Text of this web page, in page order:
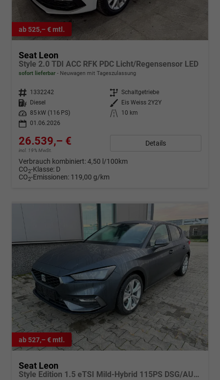
ab 525,– € mtl.
Seat Leon
Style 2.0 TDI ACC RFK PDC Licht/Regensensor LED
sofort lieferbar Neuwagen mit Tageszulassung
Fahrzeugnr. 1332242 Getriebe Schaltgetriebe
Kraftstoff
Diesel Außenfarbe
Eis Weiss 2Y2Y
Leistung
85 kW (116 PS) Kilometerstand
10 km
01.06.2026
26.539,– €
incl. 19% MwSt.
Details
Verbrauch kombiniert:4,50 l/100km
CO2-Klasse: D
CO2-Emissionen: 119,00 g/km
ab 527,– € mtl.
Seat Leon
Style Edition 1.5 eTSI Mild-Hybrid 115PS DSG/AUTOMATIK, 5J. Garantie, 16" Alu, 3-Zonen-Climatronic, Winterpaket, Rückfahrkamera, Parksensoren vorn/hinten, Adaptiver Tempomat, Armlehne, Fernlichtassistent, Media System PLUS 12,9", Full Digital Cockpit